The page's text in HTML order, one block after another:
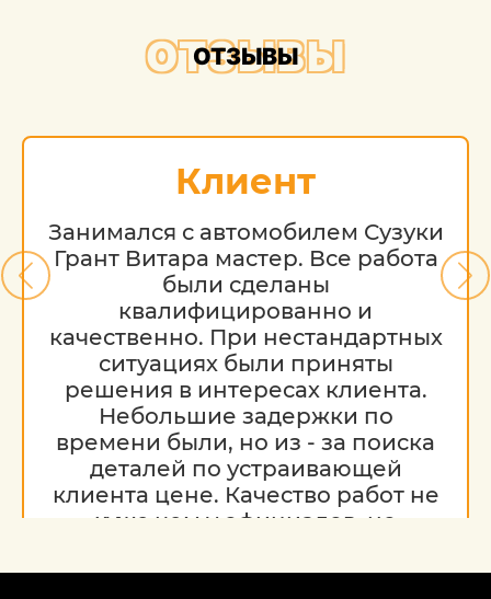
ОТЗЫВЫ
ОТЗЫВЫ
Клиент
Занимался с автомобилем Сузуки
Грант Витара мастер. Все работа
были сделаны
квалифицированно и
качественно. При нестандартных
ситуациях были приняты
решения в интересах клиента.
Небольшие задержки по
времени были, но из - за поиска
деталей по устраивающей
клиента цене. Качество работ не
хуже чем у официалов, но
работу, надеюсь на дальнейшее